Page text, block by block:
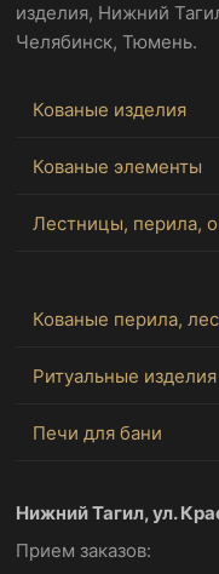
изделия, Нижний
Челябинск, Тюмень.
Кованые изделия
Кованые элементы
Лестницы, перила,
Кованые перила,
Ритуальные изделия
Печи для бани
Нижний Тагил, ул.
Прием заказов: